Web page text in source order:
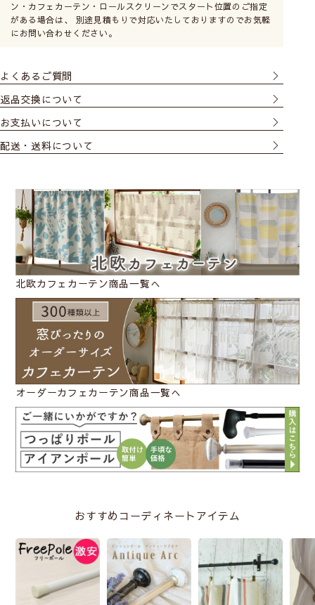
ン・カフェカーテン・ロールスクリーンでスタート位置のご指定
がある場合は、 別途見積もりで対応いたしておりますのでお気軽
にお問い合わせください。
よくあるご質問
返品交換について
お支払いについて
配送・送料について
北欧カフェカーテン商品一覧へ
オーダーカフェカーテン商品一覧へ
おすすめコーディネートアイテム